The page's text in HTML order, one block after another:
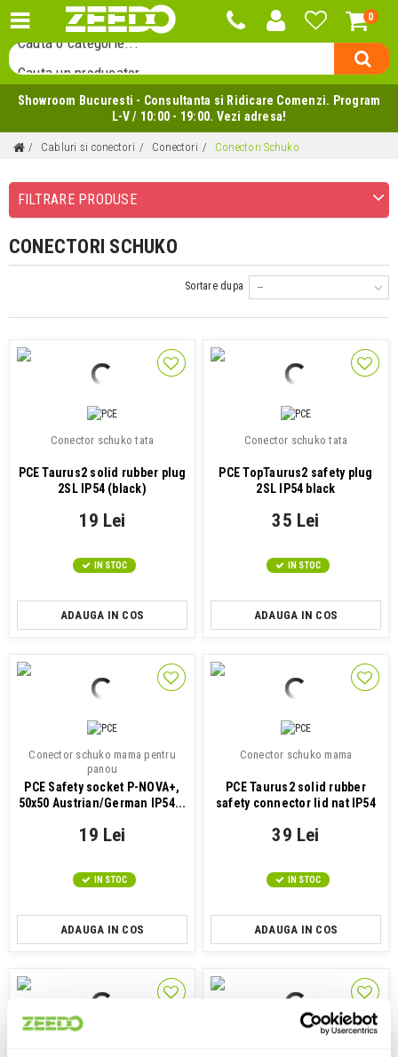
0
Cauta o categorie...
Cauta un produs...
Showroom Bucuresti - Consultanta si Ridicare Comenzi. Program
L-V / 10:00 - 19:00. Vezi adresa!
Cabluri si conectori Conectori Conectori Schuko
FILTRARE PRODUSE
CONECTORI SCHUKO
Sortare dupa --
Conector schuko tata
PCE Taurus2 solid rubber plug
2SL IP54 (black)
19 Lei
IN STOC
ADAUGA IN COS
Conector schuko tata
PCE TopTaurus2 safety plug
2SL IP54 black
35 Lei
IN STOC
ADAUGA IN COS
Conector schuko mama pentru
panou
PCE Safety socket P-NOVA+,
50x50 Austrian/German IP54...
19 Lei
IN STOC
ADAUGA IN COS
Conector schuko mama
PCE Taurus2 solid rubber
safety connector lid nat IP54
39 Lei
IN STOC
ADAUGA IN COS